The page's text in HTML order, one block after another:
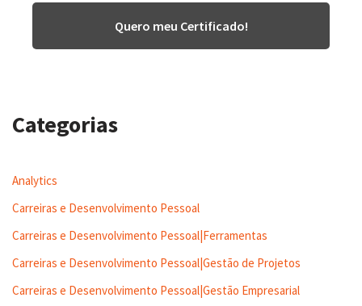
Quero meu Certificado!
Categorias
Analytics
Carreiras e Desenvolvimento Pessoal
Carreiras e Desenvolvimento Pessoal|Ferramentas
Carreiras e Desenvolvimento Pessoal|Gestão de Projetos
Carreiras e Desenvolvimento Pessoal|Gestão Empresarial